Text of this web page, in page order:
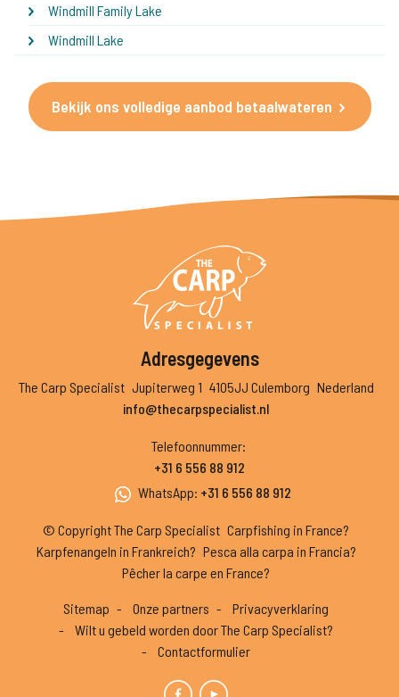
Windmill Family Lake
Windmill Lake
Bekijk ons volledige aanbod betaalwateren
Adresgegevens
The Carp Specialist Jupiterweg 1 4105JJ Culemborg Nederland
info@thecarpspecialist.nl
Telefoonnummer:
+31 6 556 88 912
WhatsApp: +31 6 556 88 912
© Copyright The Carp Specialist Carpfishing in France?
Karpfenangeln in Frankreich? Pesca alla carpa in Francia?
Pêcher la carpe en France?
Sitemap Onze partners
Privacyverklaring
Wilt u gebeld worden door The Carp Specialist?
Contactformulier